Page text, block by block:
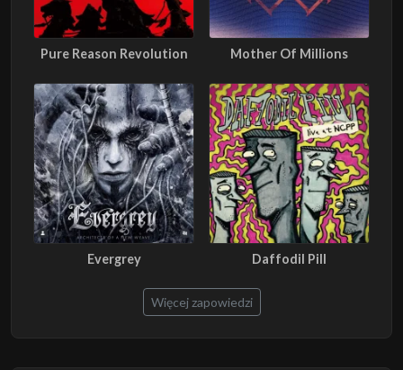
Pure Reason Revolution Mother Of Millions
Evergrey Daffodil Pill
Więcej zapowiedzi